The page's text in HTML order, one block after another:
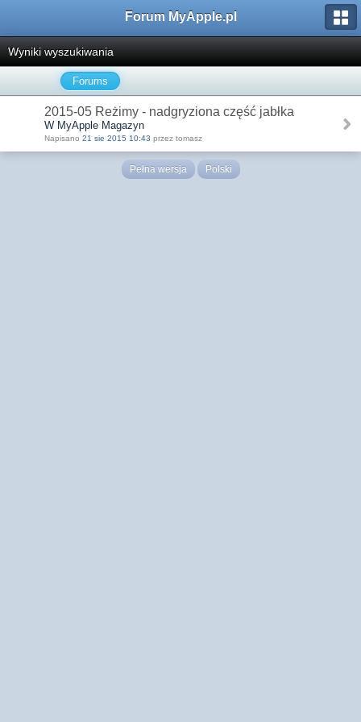
Forum MyApple.pl
Wyniki wyszukiwania
Forums
2015-05 Reżimy - nadgryziona część jabłka
W MyApple Magazyn
Napisano 21 sie 2015 10:43 przez tomasz
Pełna wersja Polski